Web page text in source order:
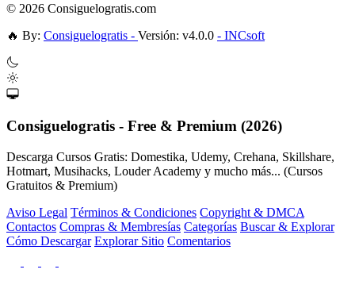
© 2026 Consiguelogratis.com
🔥 By: Consiguelogratis - Versión: v4.0.0 - INCsoft
Consiguelogratis - Free & Premium (2026)
Descarga Cursos Gratis: Domestika, Udemy, Crehana, Skillshare,
Hotmart, Musihacks, Louder Academy y mucho más... (Cursos
Gratuitos & Premium)
Aviso Legal Términos & Condiciones Copyright & DMCA
Contactos Compras & Membresías Categorías Buscar & Explorar
Cómo Descargar Explorar Sitio Comentarios